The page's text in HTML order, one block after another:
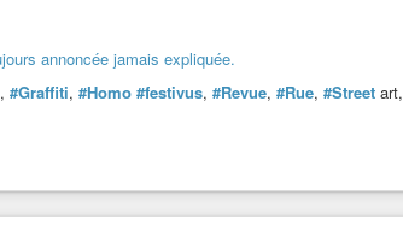
annoncée jamais expliquée.
, #Graffiti, #Homo #festivus, #Revue, #Rue, #Street art,